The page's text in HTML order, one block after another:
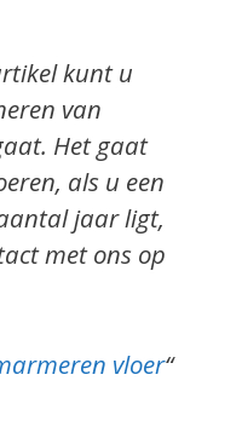
kunt u
van
Het gaat
als u een
jaar ligt,
met ons op
vloer“